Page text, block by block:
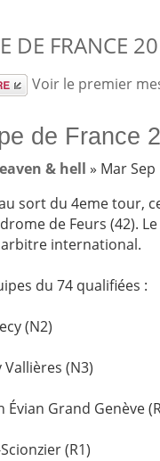
DE FRANCE
Voir le premier
de France
& hell » Mar Sep
sort du 4eme tour,
de Feurs (42).
international.
du 74 qualifiées :
(N2)
Vallières (N3)
Évian Grand Genève
(R1)